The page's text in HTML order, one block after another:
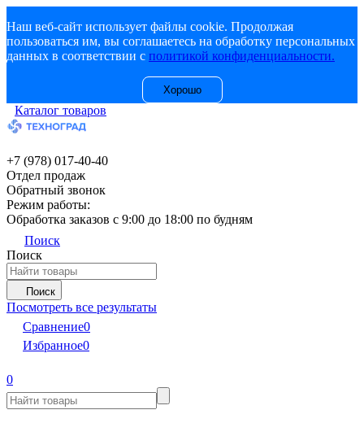
Наш веб-сайт использует файлы cookie. Продолжая
пользоваться им, вы соглашаетесь на обработку персональных
данных в соответствии с политикой конфиденциальности.
Хорошо
Каталог товаров
+7 (978) 017-40-40
Отдел продаж
Обратный звонок
Режим работы:
Обработка заказов с 9:00 до 18:00 по будням
Поиск
Поиск
Поиск
Посмотреть все результаты
Сравнение0
Избранное0
0